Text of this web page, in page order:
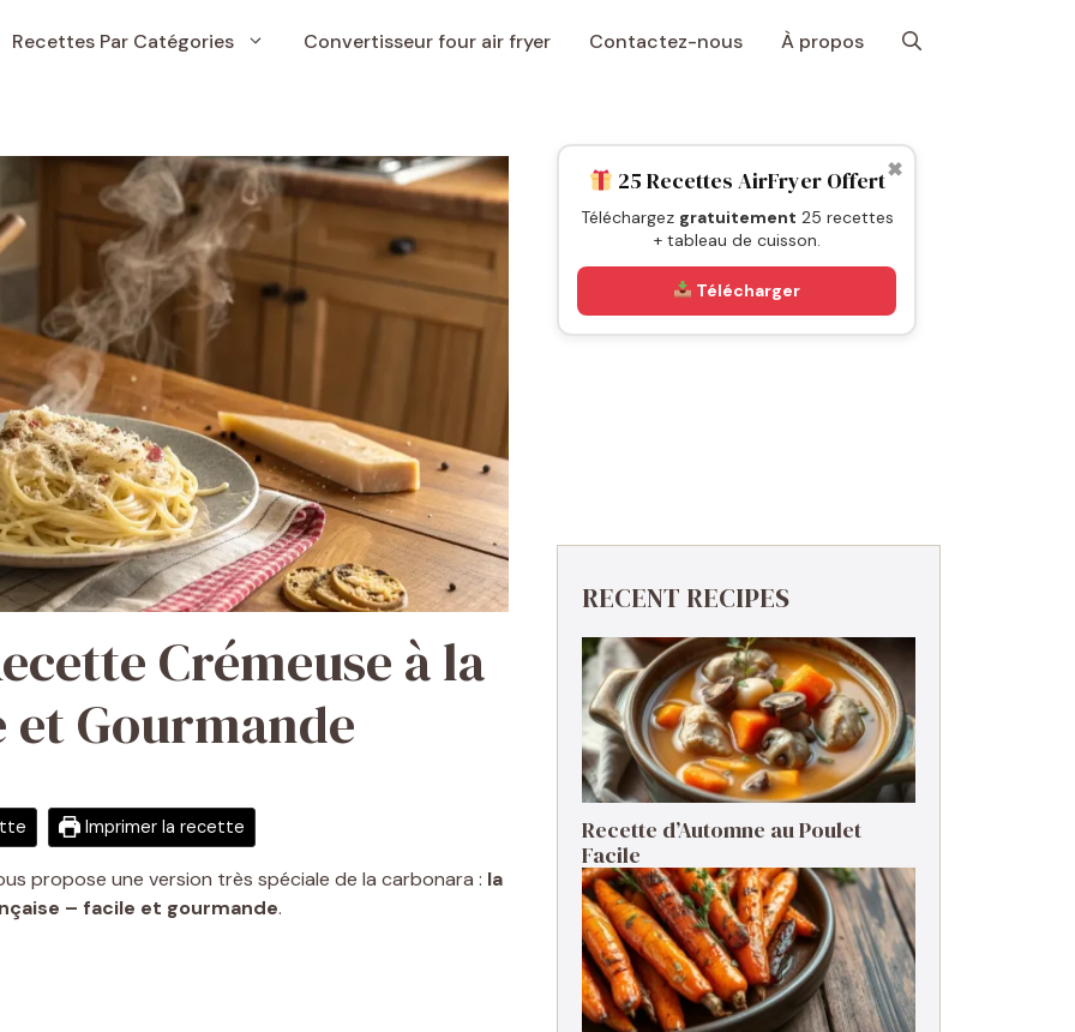
Recettes Par Catégories Convertisseur four air fryer Contactez-nous À propos
Crémeuse à la
et Gourmande
Imprimer la recette
propose une version très spéciale de la carbonara : la
– facile et gourmande.
✖
25 Recettes AirFryer Offert
Téléchargez gratuitement 25 recettes
+ tableau de cuisson.
Télécharger
RECENT RECIPES
Recette d’Automne au Poulet
Facile